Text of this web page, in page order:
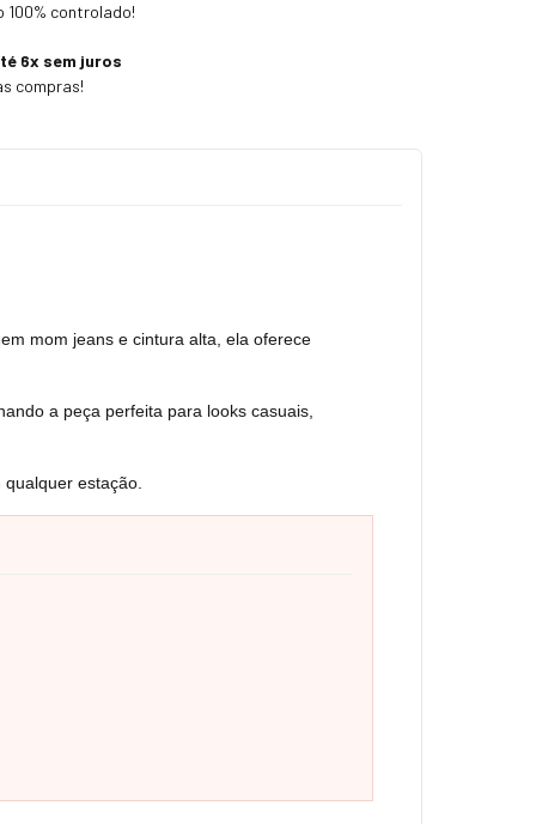
100% controlado!
6x sem juros
compras!
mom jeans e cintura alta, ela oferece
a peça perfeita para looks casuais,
estação.